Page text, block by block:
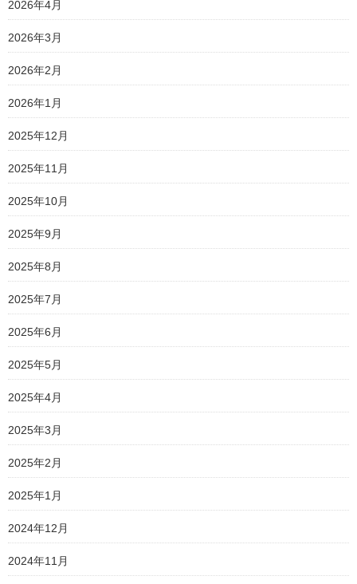
2026年4月
2026年3月
2026年2月
2026年1月
2025年12月
2025年11月
2025年10月
2025年9月
2025年8月
2025年7月
2025年6月
2025年5月
2025年4月
2025年3月
2025年2月
2025年1月
2024年12月
2024年11月